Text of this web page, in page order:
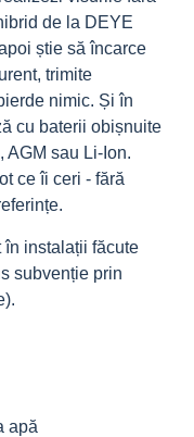
de la DEYE
știe să încarce
trimite
nimic. Și în
cu baterii obișnuite
AGM sau Li-Ion.
ce îi ceri - fără
în instalații făcute
subvenție prin
apă